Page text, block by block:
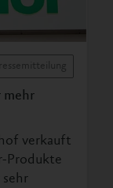
mehr
verkauft
Produkte
sehr